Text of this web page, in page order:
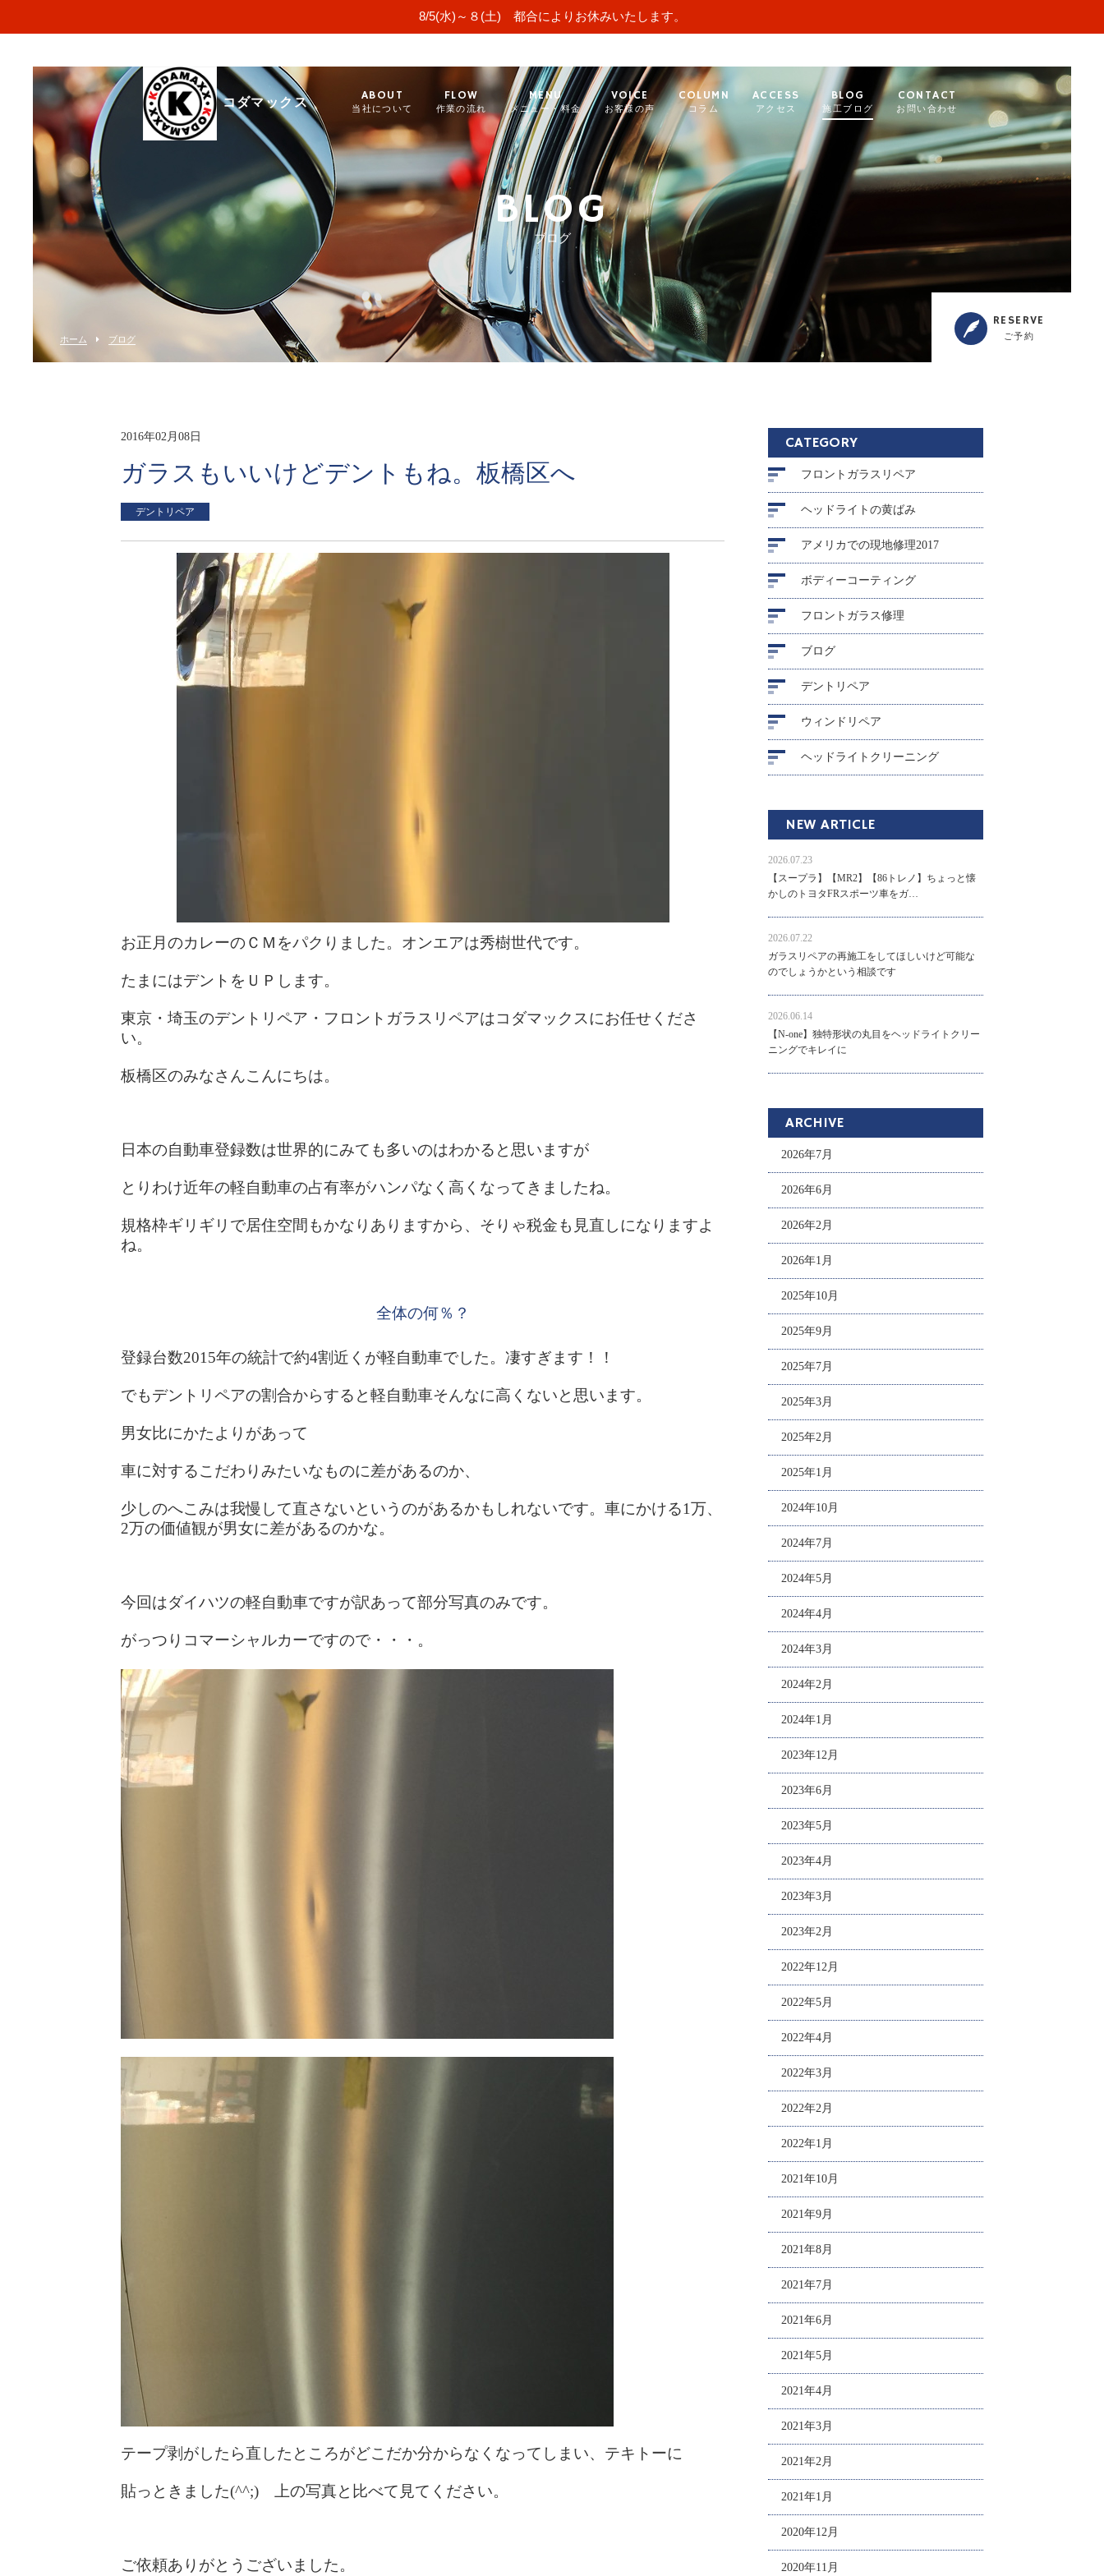
8/5(水)～８(土) 都合によりお休みいたします。
コダマックス
ABOUT
当社について
FLOW
作業の流れ
MENU
メニュー・料金
VOICE
お客様の声
COLUMN
コラム
ACCESS
アクセス
BLOG
施工ブログ
CONTACT
お問い合わせ
BLOG
ブログ
ホーム ブログ
RESERVE
ご予約
2016年02月08日
ガラスもいいけどデントもね。板橋区へ
デントリペア
お正月のカレーのＣＭをパクりました。オンエアは秀樹世代です。
たまにはデントをＵＰします。
東京・埼玉のデントリペア・フロントガラスリペアはコダマックスにお任せくださ
い。
板橋区のみなさんこんにちは。
日本の自動車登録数は世界的にみても多いのはわかると思いますが
とりわけ近年の軽自動車の占有率がハンパなく高くなってきましたね。
規格枠ギリギリで居住空間もかなりありますから、そりゃ税金も見直しになりますよ
ね。
全体の何％？
登録台数2015年の統計で約4割近くが軽自動車でした。凄すぎます！！
でもデントリペアの割合からすると軽自動車そんなに高くないと思います。
男女比にかたよりがあって
車に対するこだわりみたいなものに差があるのか、
少しのへこみは我慢して直さないというのがあるかもしれないです。車にかける1万、
2万の価値観が男女に差があるのかな。
今回はダイハツの軽自動車ですが訳あって部分写真のみです。
がっつりコマーシャルカーですので・・・。
テープ剥がしたら直したところがどこだか分からなくなってしまい、テキトーに
貼っときました(^^;) 上の写真と比べて見てください。
ご依頼ありがとうございました。
CATEGORY
フロントガラスリペア
ヘッドライトの黄ばみ
アメリカでの現地修理2017
ボディーコーティング
フロントガラス修理
ブログ
デントリペア
ウィンドリペア
ヘッドライトクリーニング
NEW ARTICLE
2026.07.23
【スープラ】【MR2】【86トレノ】ちょっと懐
かしのトヨタFRスポーツ車をガ…
2026.07.22
ガラスリペアの再施工をしてほしいけど可能な
のでしょうかという相談です
2026.06.14
【N-one】独特形状の丸目をヘッドライトクリー
ニングでキレイに
ARCHIVE
2026年7月
2026年6月
2026年2月
2026年1月
2025年10月
2025年9月
2025年7月
2025年3月
2025年2月
2025年1月
2024年10月
2024年7月
2024年5月
2024年4月
2024年3月
2024年2月
2024年1月
2023年12月
2023年6月
2023年5月
2023年4月
2023年3月
2023年2月
2022年12月
2022年5月
2022年4月
2022年3月
2022年2月
2022年1月
2021年10月
2021年9月
2021年8月
2021年7月
2021年6月
2021年5月
2021年4月
2021年3月
2021年2月
2021年1月
2020年12月
2020年11月